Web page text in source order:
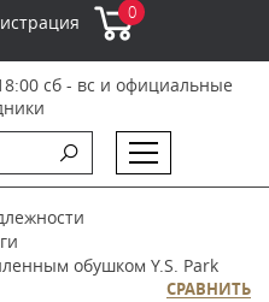
0
сб - вс и официальные
обушком Y.S. Park
СРАВНИТЬ